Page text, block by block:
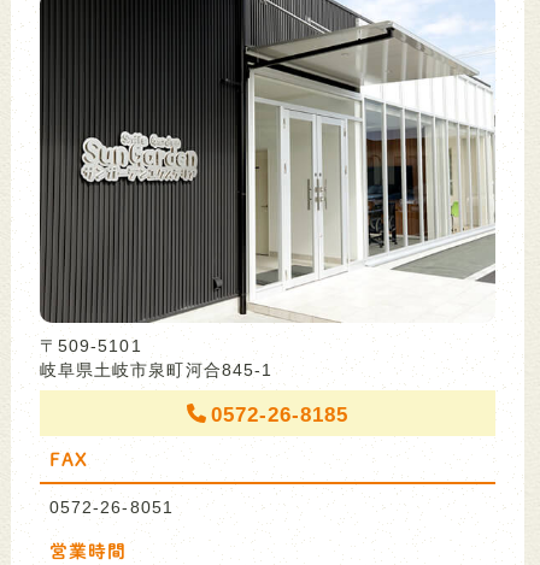
〒509-5101
岐阜県土岐市泉町河合845-1
0572-26-8185
FAX
0572-26-8051
営業時間